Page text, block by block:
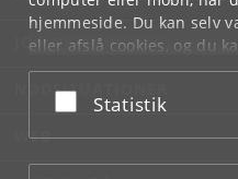
hjemmeside. Du kan selv
eller afslå cookies, og du
underCookie- og
bunden af hver side.
Acceptér eller afslå
Statistik
JOB OG KARRIERE
NØDSITUATIONER
WEB